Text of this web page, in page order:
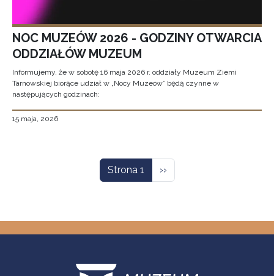
NOC MUZEÓW 2026 - GODZINY OTWARCIA
ODDZIAŁÓW MUZEUM
Informujemy, że w sobotę 16 maja 2026 r. oddziały Muzeum Ziemi
Tarnowskiej biorące udział w „Nocy Muzeów” będą czynne w
następujących godzinach:
15 maja, 2026
Strona 1 Następna strona
››